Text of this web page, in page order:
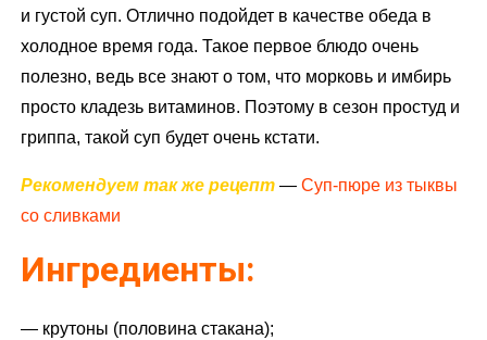
и густой суп. Отлично подойдет в качестве обеда в
холодное время года. Такое первое блюдо очень
полезно, ведь все знают о том, что морковь и имбирь
просто кладезь витаминов. Поэтому в сезон простуд и
гриппа, такой суп будет очень кстати.
Рекомендуем так же рецепт —Суп-пюре из тыквы
со сливками
Ингредиенты:
— крутоны (половина стакана);